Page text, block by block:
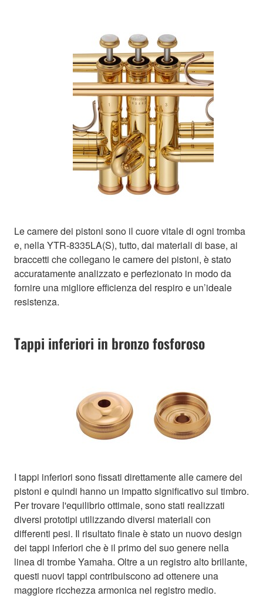
Le camere dei pistoni sono il cuore vitale di ogni tromba
e, nella YTR-8335LA(S), tutto, dai materiali di base, ai
braccetti che collegano le camere dei pistoni, è stato
accuratamente analizzato e perfezionato in modo da
fornire una migliore efficienza del respiro e un’ideale
resistenza.
Tappi inferiori in bronzo fosforoso
I tappi inferiori sono fissati direttamente alle camere dei
pistoni e quindi hanno un impatto significativo sul timbro.
Per trovare l'equilibrio ottimale, sono stati realizzati
diversi prototipi utilizzando diversi materiali con
differenti pesi. Il risultato finale è stato un nuovo design
dei tappi inferiori che è il primo del suo genere nella
linea di trombe Yamaha. Oltre a un registro alto brillante,
questi nuovi tappi contribuiscono ad ottenere una
maggiore ricchezza armonica nel registro medio.